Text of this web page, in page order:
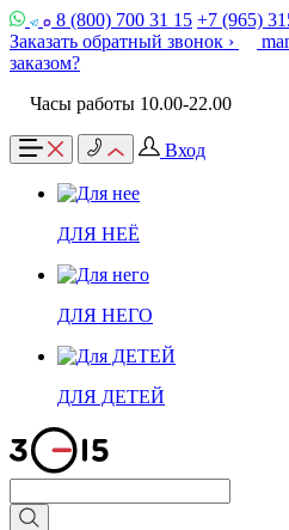
8 (800) 700 31 15 +7 (965)
Заказать обратный звонок ›
заказом?
Часы работы 10.00-22.00
Вход
ДЛЯ НЕЁ
ДЛЯ НЕГО
ДЛЯ ДЕТЕЙ